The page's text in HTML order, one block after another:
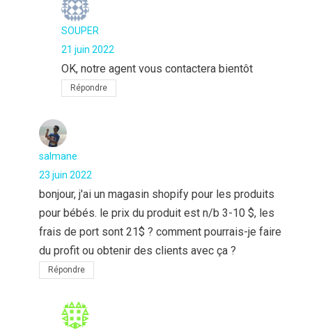
SOUPER
21 juin 2022
OK, notre agent vous contactera bientôt
Répondre
salmane
23 juin 2022
bonjour, j'ai un magasin shopify pour les produits
pour bébés. le prix du produit est n/b 3-10 $, les
frais de port sont 21$ ? comment pourrais-je faire
du profit ou obtenir des clients avec ça ?
Répondre